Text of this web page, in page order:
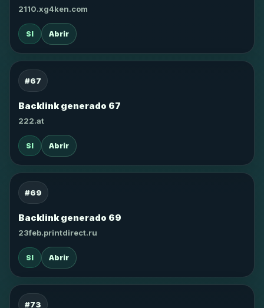
2110.xg4ken.com
SI Abrir
#67
Backlink generado 67
222.at
SI Abrir
#69
Backlink generado 69
23feb.printdirect.ru
SI Abrir
#73